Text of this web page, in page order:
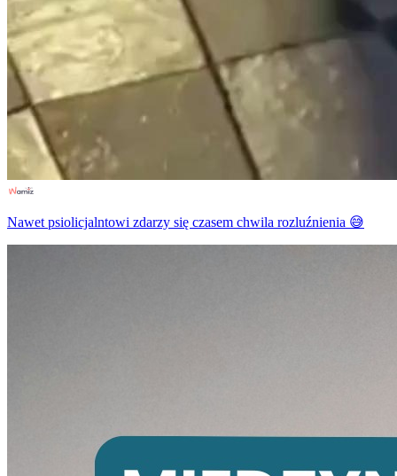
Nawet psiolicjalntowi zdarzy się czasem chwila rozluźnienia 😅